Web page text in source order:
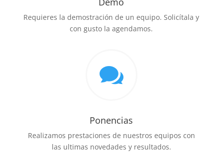
Requieres la demostración de un equipo. Solicítala y
con gusto la agendamos.

Ponencias
Realizamos prestaciones de nuestros equipos con
las ultimas novedades y resultados.